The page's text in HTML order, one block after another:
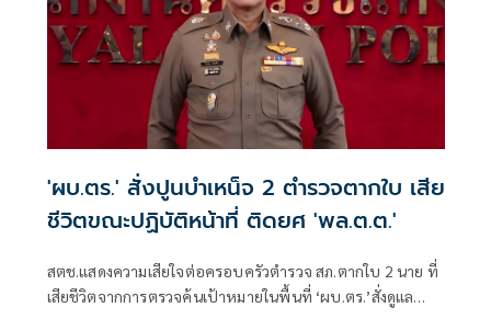
'ผบ.ตร.' สั่งปูนบำเหน็จ 2 ตำรวจตากใบ เสีย
ชีวิตขณะปฏิบัติหน้าที่ ติดยศ 'พล.ต.ต.'
สตช.แสดงความเสียใจต่อครอบครัวตำรวจ สภ.ตากใบ 2 นาย ที่
เสียชีวิตจากการตรวจค้นเป้าหมายในพื้นที่ ‘ผบ.ตร.’สั่งดูแล